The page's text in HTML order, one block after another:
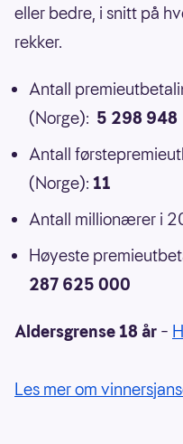
eller bedre, i snitt på
rekker.
Antall
(Norge): 5 298 948
Antall
(Norge): 11
Antall millionærer i
Høyeste
287 625 000
Aldersgrense 18 år –
Les mer om